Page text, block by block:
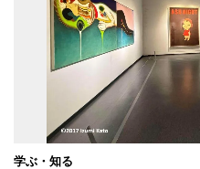
学ぶ・知る